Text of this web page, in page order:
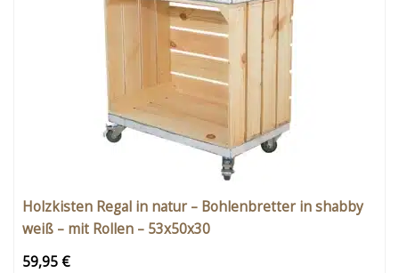
Holzkisten Regal in natur – Bohlenbretter in shabby
weiß – mit Rollen – 53x50x30
59,95 €